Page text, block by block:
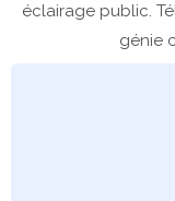
éclairage public.
génie